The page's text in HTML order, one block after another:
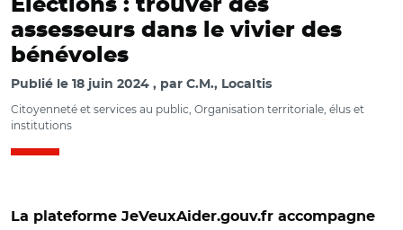
Élections : trouver des
assesseurs dans le vivier des
bénévoles
Publié le 18 juin 2024 par C.M., Localtis
Citoyenneté et services au public, Organisation territoriale, élus et
institutions
La plateforme JeVeuxAider.gouv.fr accompagne